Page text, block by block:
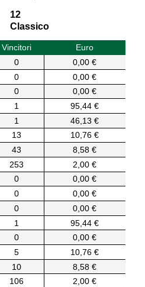
12
Classico
Vincitori
Euro
0
0,00 €
0
0,00 €
0
0,00 €
1
95,44 €
1
46,13 €
13
10,76 €
43
8,58 €
253
2,00 €
0
0,00 €
0
0,00 €
0
0,00 €
1
95,44 €
0
0,00 €
5
10,76 €
10
8,58 €
106 2,00 €